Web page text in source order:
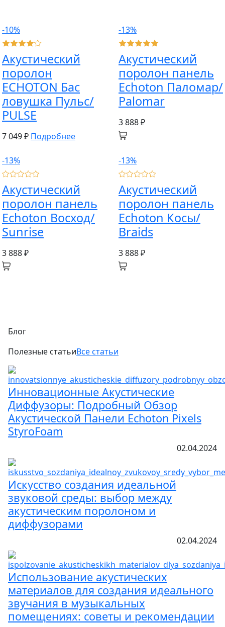
-10%
Акустический
поролон
ECHOTON Бас
ловушка Пульс/
PULSE
7 049 ₽ Подробнее
-13%
Акустический
поролон панель
Echoton Паломар/
Palomar
3 888 ₽
-13%
Акустический
поролон панель
Echoton Восход/
Sunrise
3 888 ₽
-13%
Акустический
поролон панель
Echoton Косы/
Braids
3 888 ₽
Блог
Полезные статьиВсе статьи
Инновационные Акустические
Диффузоры: Подробный Обзор
Акустической Панели Echoton Pixels
StyroFoam
02.04.2024
Искусство создания идеальной
звуковой среды: выбор между
акустическим поролоном и
диффузорами
02.04.2024
Использование акустических
материалов для создания идеального
звучания в музыкальных
помещениях: советы и рекомендации